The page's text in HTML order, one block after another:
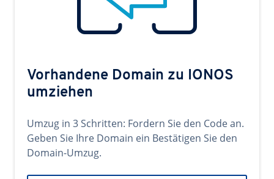
Vorhandene Domain zu IONOS
umziehen
Umzug in 3 Schritten: Fordern Sie den Code an.
Geben Sie Ihre Domain ein Bestätigen Sie den
Domain-Umzug.